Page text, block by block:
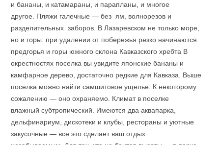
и бананы, и катамараны, и парапланы, и многое
другое. Пляжи галечные — без ям, волнорезов и
разделительных заборов. В Лазаревском не только море,
но и горы: при удалении от побережья резко начинаются
предгорья и горы южного склона Кавказского хребта В
окрестностях поселка вы увидите японские бананы и
камфарное дерево, достаточно редкие для Кавказа. Выше
поселка можно найти самшитовое ущелье. К некоторому
сожалению — оно охраняемо. Климат в поселке
влажный субтропический. Имеются два аквапарка,
дельфинариум, дискотеки и клубы, рестораны и уютные
закусочные — все это сделает ваш отдых